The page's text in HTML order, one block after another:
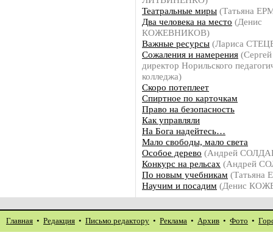
Театральные миры (Татьяна
Два человека на место (Денис
КОЖЕВНИКОВ)
Важные ресурсы (Лариса
Сожаления и намерения
директор Норильского
колледжа)
Скоро потеплеет
Спиртное по карточкам
Право на безопасность
Как управляли
На Бога надейтесь…
Мало свободы, мало света
Особое дерево (Андрей
Конкурс на рельсах (Андрей
По новым учебникам
Научим и посадим (Денис
Главная • Редакция • Письмо редактору • Реклама • Архив • Фото •